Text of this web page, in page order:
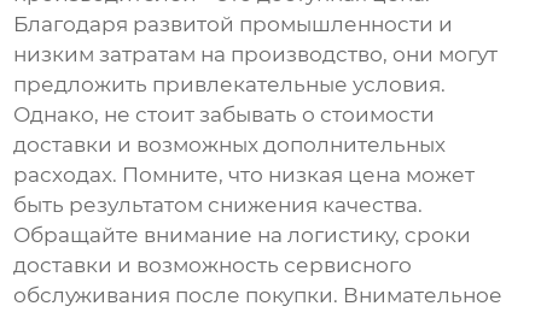
Благодаря развитой промышленности и
низким затратам на производство, они могут
предложить привлекательные условия.
Однако, не стоит забывать о стоимости
доставки и возможных дополнительных
расходах. Помните, что низкая цена может
быть результатом снижения качества.
Обращайте внимание на логистику, сроки
доставки и возможность сервисного
обслуживания после покупки. Внимательное